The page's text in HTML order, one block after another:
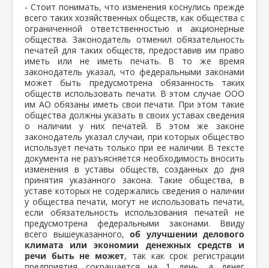
- Стоит понимать, что изменения коснулись прежде
всего таких хозяйственных обществ, как общества с
ограниченной ответственностью и акционерные
общества. Законодатель отменил обязательность
печатей для таких обществ, предоставив им право
иметь или не иметь печать. В то же время
законодатель указал, что федеральными законами
может быть предусмотрена обязанность таких
обществ использовать печати. В этом случае ООО
им АО обязаны иметь свои печати. При этом такие
общества должны указать в своих уставах сведения
о наличии у них печатей. В этом же законе
законодатель указал случаи, при которых общество
использует печать только при ее наличии. В тексте
документа не разъясняется необходимость вносить
изменения в уставы обществ, созданных до дня
принятия указанного закона. Такие общества, в
уставе которых не содержались сведения о наличии
у общества печати, могут не использовать печати,
если обязательность использования печатей не
предусмотрена федеральными законами. Ввиду
всего вышеуказанного, об улучшении делового
климата или экономии денежных средств и
речи быть не может, так как срок регистрации